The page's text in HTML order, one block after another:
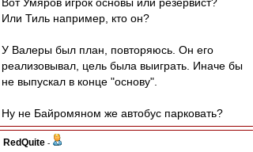
Или Тиль например, кто он?
У Валеры был план, повторяюсь. Он его
реализовывал, цель была выиграть. Иначе бы
не выпускал в конце "основу".
Ну не Байромяном же автобус парковать?
RedQuite -